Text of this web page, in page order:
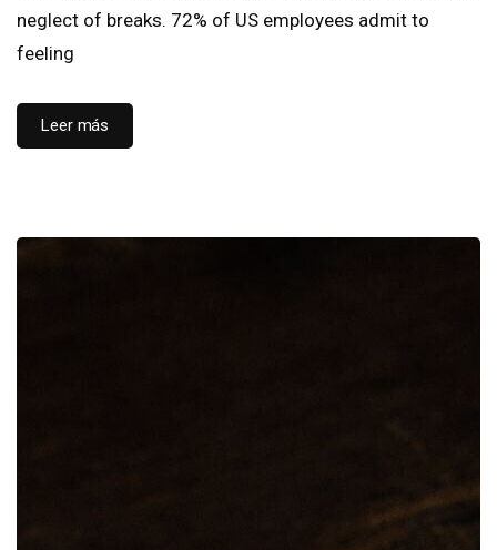
neglect of breaks. 72% of US employees admit to
feeling
Leer más